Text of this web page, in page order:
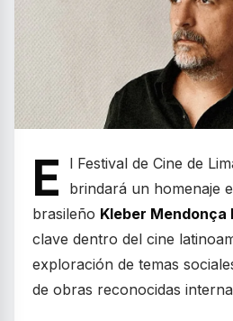
E
l Festival de Cine de
brindará un homenaje
brasileño Kleber Mendonça
clave dentro del cine
exploración de temas
de obras reconocidas